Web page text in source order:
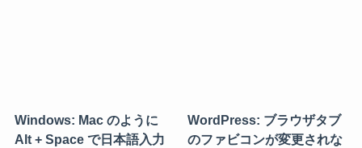
Windows: Mac のように
Alt + Space で日本語入力
WordPress: ブラウザタブ
のファビコンが変更されな